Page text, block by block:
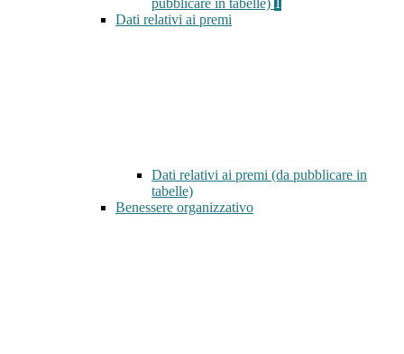
pubblicare in tabelle)
Dati relativi ai premi
Dati relativi ai premi (da pubblicare in
tabelle)
Benessere organizzativo